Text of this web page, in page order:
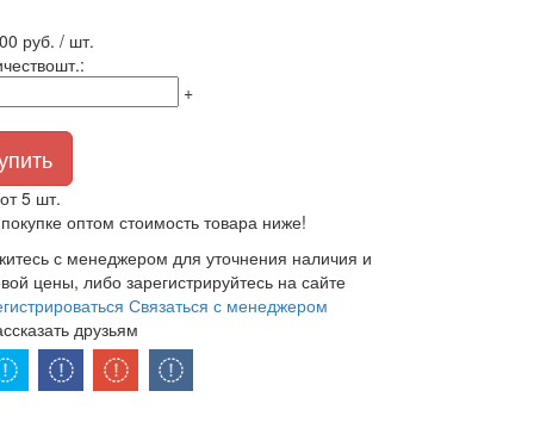
руб. / шт.
шт.:
+
5 шт.
оптом стоимость товара ниже!
с менеджером для уточнения наличия и
цены, либо зарегистрируйтесь на сайте
Связаться с менеджером
друзьям